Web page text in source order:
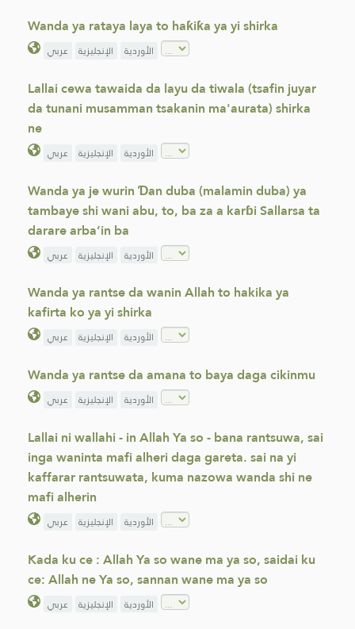
Wanda ya rataya laya to haƙiƙa ya yi shirka
عربي الإنجليزية الأوردية
Lallai cewa tawaida da layu da tiwala (tsafin juyar
da tunani musamman tsakanin ma'aurata) shirka
ne
عربي الإنجليزية الأوردية
Wanda ya je wurin Ɗan duba (malamin duba) ya
tambaye shi wani abu, to, ba za a karɓi Sallarsa ta
darare arba’in ba
عربي الإنجليزية الأوردية
Wanda ya rantse da wanin Allah to hakika ya
kafirta ko ya yi shirka
عربي الإنجليزية الأوردية
Wanda ya rantse da amana to baya daga cikinmu
عربي الإنجليزية الأوردية
Lallai ni wallahi - in Allah Ya so - bana rantsuwa, sai
inga waninta mafi alheri daga gareta. sai na yi
kaffarar rantsuwata, kuma nazowa wanda shi ne
mafi alherin
عربي الإنجليزية الأوردية
Kada ku ce : Allah Ya so wane ma ya so, saidai ku
ce: Allah ne Ya so, sannan wane ma ya so
عربي الإنجليزية الأوردية